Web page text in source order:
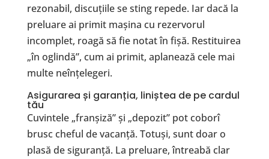
rezonabil, discuțiile se sting repede. Iar dacă la
preluare ai primit mașina cu rezervorul
incomplet, roagă să fie notat în fișă. Restituirea
„în oglindă”, cum ai primit, aplanează cele mai
multe neînțelegeri.
Asigurarea și garanția, liniștea de pe cardul
tău
Cuvintele „franșiză” și „depozit” pot coborî
brusc cheful de vacanță. Totuși, sunt doar o
plasă de siguranță. La preluare, întreabă clar